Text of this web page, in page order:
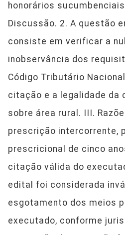
honorários
Discussão. 2. A questão
consiste em verificar a
inobservância dos
Código Tributário
citação e a legalidade da
sobre área rural. III.
prescrição intercorrente,
prescricional de cinco
citação válida do
edital foi considerada
esgotamento dos meios
executado, conforme